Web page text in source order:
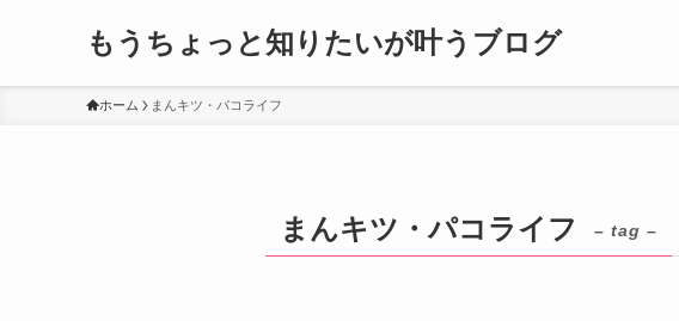
もうちょっと知りたいが叶うブログ
ホーム まんキツ・パコライフ
まんキツ・パコライフ – tag –